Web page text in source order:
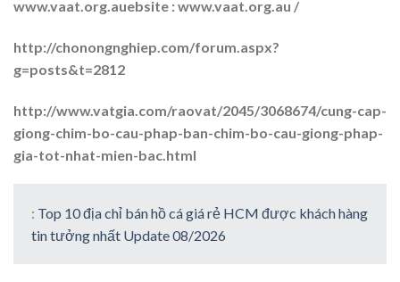
www.vaat.org.auebsite : www.vaat.org.au /
http://chonongnghiep.com/forum.aspx?
g=posts&t=2812
http://www.vatgia.com/raovat/2045/3068674/cung-cap-
giong-chim-bo-cau-phap-ban-chim-bo-cau-giong-phap-
gia-tot-nhat-mien-bac.html
: Top 10 địa chỉ bán hồ cá giá rẻ HCM được khách hàng
tin tưởng nhất Update 08/2026